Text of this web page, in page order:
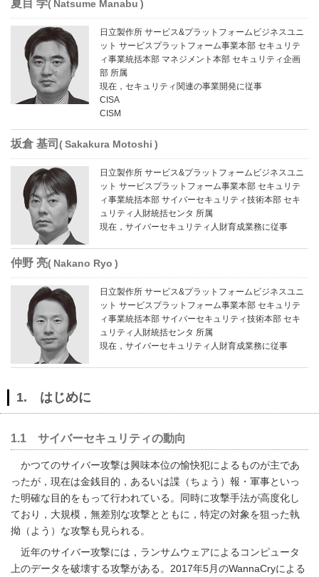
夏目 学 Natsume Manabu
日立製作所 サービス&プラットフォームビジネスユニ
ット サービスプラットフォーム事業本部 セキュリテ
ィ事業統括本部 マネジメント本部 セキュリティ企画
部 所属
現在，セキュリティ関連の事業開発に従事
CISA
CISM
坂倉 基司 Sakakura Motoshi
日立製作所 サービス&プラットフォームビジネスユニ
ット サービスプラットフォーム事業本部 セキュリテ
ィ事業統括本部 サイバーセキュリティ技術本部 セキ
ュリティ人財統括センタ 所属
現在，サイバーセキュリティ人財育成業務に従事
仲野 亮 Nakano Ryo
日立製作所 サービス&プラットフォームビジネスユニ
ット サービスプラットフォーム事業本部 セキュリテ
ィ事業統括本部 サイバーセキュリティ技術本部 セキ
ュリティ人財統括センタ 所属
現在，サイバーセキュリティ人財育成業務に従事
1. はじめに
1.1 サイバーセキュリティの動向
かつてのサイバー攻撃は興味本位の愉快犯によるものが主であ
ったが，現在は金銭目的，あるいは諜（ちょう）報・軍事といっ
た明確な目的をもって行われている。同時に攻撃手法が高度化し
ており，大規模，無差別な攻撃とともに，特定の対象を狙った執
拗（よう）な攻撃も見られる。
近年のサイバー攻撃には，ランサムウェアによるコンピュータ
上のデータを破壊する攻撃がある。2017年5月のWannaCryによる